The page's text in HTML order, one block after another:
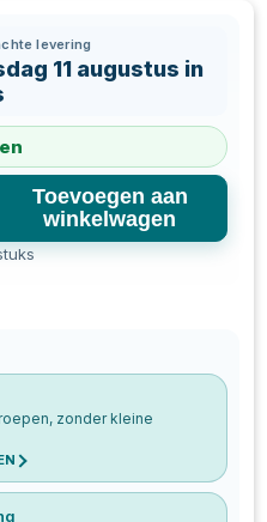
levering
11 augustus in
Toevoegen aan
winkelwagen
zonder kleine